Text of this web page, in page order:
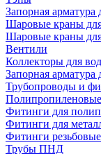
Запорная арматура
Шаровые краны
Шаровые краны для
Вентили
Коллекторы для
Запорная арматура
Трубопроводы и
Фитинги для
Фитинги для
Фитинги
Трубы ПНД